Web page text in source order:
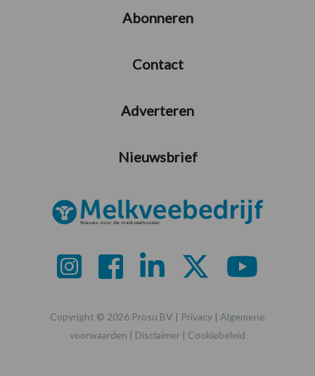
Abonneren
Contact
Adverteren
Nieuwsbrief
Copyright © 2026 Prosu BV | Privacy | Algemene
voorwaarden | Disclaimer | Cookiebeleid